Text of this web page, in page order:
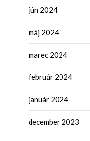
jún 2024
máj 2024
marec 2024
február 2024
január 2024
december 2023